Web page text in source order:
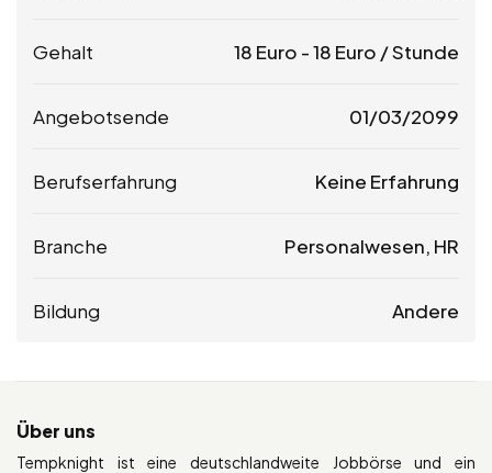
Gehalt 18 Euro -18 Euro / Stunde
Angebotsende 01/03/2099
Berufserfahrung Keine Erfahrung
Branche Personalwesen, HR
Bildung Andere
Über uns
Tempknight ist eine deutschlandweite Jobbörse und ein